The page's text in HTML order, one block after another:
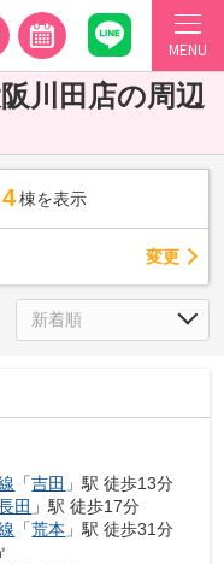
MENU
川田店の周辺
棟を表示
変更
「吉田 」駅 徒歩13分
田 」駅 徒歩17分
「荒本 」駅 徒歩31分